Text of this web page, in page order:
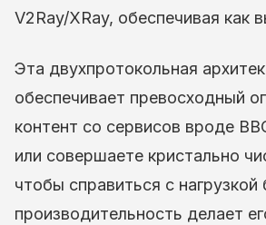
V2Ray/XRay, обеспечивая как
Эта двухпротокольная
обеспечивает превосходный
контент со сервисов вроде
или совершаете кристально
чтобы справиться с
производительность делает